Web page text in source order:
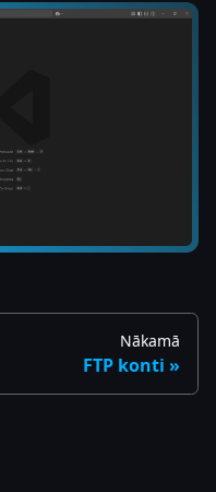
Nākamā
FTP konti